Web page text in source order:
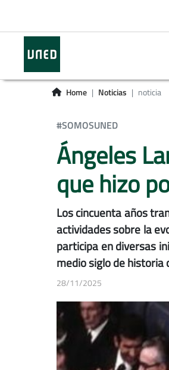
Home Noticias noticia
#SOMOSUNED
Ángeles
que hizo
Los cincuenta años
actividades sobre la
participa en diversas
medio siglo de historia
28/11/2025